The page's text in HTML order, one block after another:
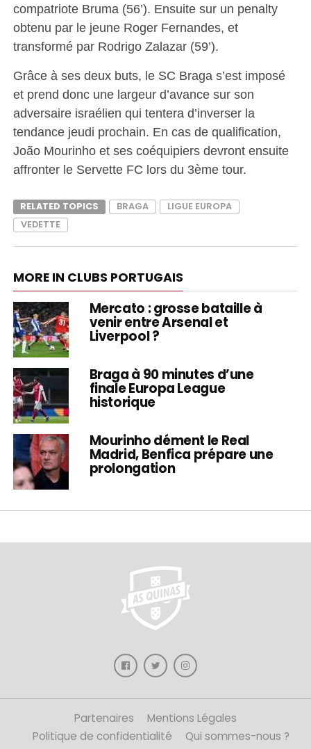
compatriote Bruma (56’). Ensuite sur un penalty
obtenu par le jeune Roger Fernandes, et
transformé par Rodrigo Zalazar (59’).
Grâce à ses deux buts, le SC Braga s’est imposé
et prend donc une largeur d’avance sur son
adversaire israélien qui tentera d’inverser la
tendance jeudi prochain. En cas de qualification,
João Mourinho et ses coéquipiers devront ensuite
affronter le Servette FC lors du 3ème tour.
RELATED TOPICS BRAGA
LIGUE EUROPA
VEDETTE
MORE IN CLUBS PORTUGAIS
Mercato : grosse bataille à
venir entre Arsenal et
Liverpool ?
Braga à 90 minutes d’une
finale Europa League
historique
Mourinho dément le Real
Madrid, Benfica prépare une
prolongation
Partenaires
Mentions Légales
Politique de confidentialité
Qui sommes-nous ?